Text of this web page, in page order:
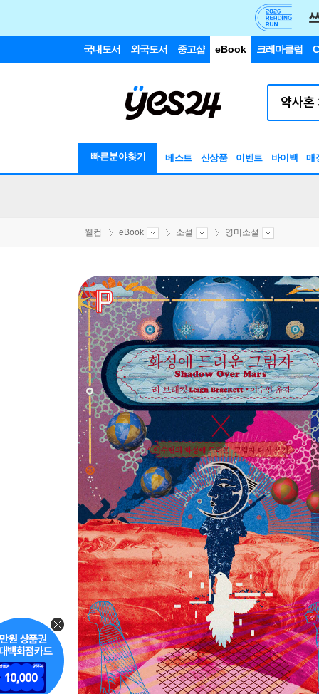
국내도서 외국도서 중고샵 eBook 크레마클럽
빠른분야찾기 베스트 신상품 이벤트 바이백 매
웰컴 eBook 소설 영미소설